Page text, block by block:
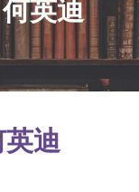
英迪
英迪